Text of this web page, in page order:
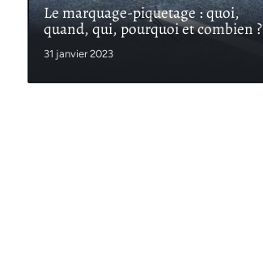
Le marquage-piquetage : quoi,
quand, qui, pourquoi et combien ?
31 janvier 2023